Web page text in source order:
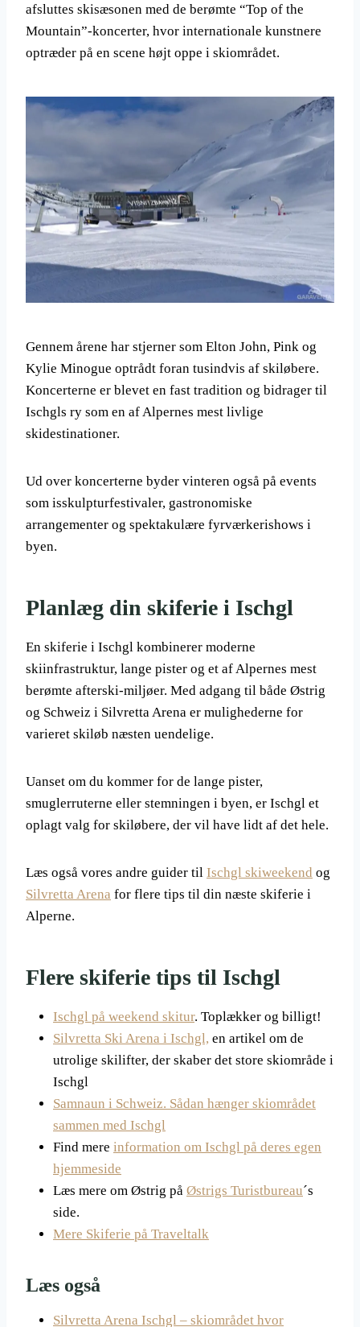
afsluttes skisæsonen med de berømte “Top of the
Mountain”-koncerter, hvor internationale kunstnere
optræder på en scene højt oppe i skiområdet.
Gennem årene har stjerner som Elton John, Pink og
Kylie Minogue optrådt foran tusindvis af skiløbere.
Koncerterne er blevet en fast tradition og bidrager til
Ischgls ry som en af Alpernes mest livlige
skidestinationer.
Ud over koncerterne byder vinteren også på events
som isskulpturfestivaler, gastronomiske
arrangementer og spektakulære fyrværkerishows i
byen.
Planlæg din skiferie i Ischgl
En skiferie i Ischgl kombinerer moderne
skiinfrastruktur, lange pister og et af Alpernes mest
berømte afterski-miljøer. Med adgang til både Østrig
og Schweiz i Silvretta Arena er mulighederne for
varieret skiløb næsten uendelige.
Uanset om du kommer for de lange pister,
smuglerruterne eller stemningen i byen, er Ischgl et
oplagt valg for skiløbere, der vil have lidt af det hele.
Læs også vores andre guider til Ischgl skiweekend og
Silvretta Arena for flere tips til din næste skiferie i
Alperne.
Flere skiferie tips til Ischgl
Ischgl på weekend skitur. Toplækker og billigt!
Silvretta Ski Arena i Ischgl, en artikel om de
utrolige skilifter, der skaber det store skiområde i
Ischgl
Samnaun i Schweiz. Sådan hænger skiområdet
sammen med Ischgl
Find mere information om Ischgl på deres egen
hjemmeside
Læs mere om Østrig på Østrigs Turistbureau´s
side.
Mere Skiferie på Traveltalk
Læs også
Silvretta Arena Ischgl – skiområdet hvor